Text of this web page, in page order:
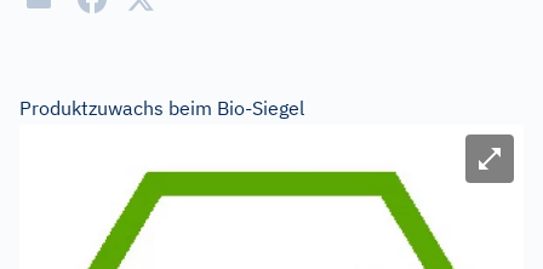
Produktzuwachs beim Bio-Siegel
Bild